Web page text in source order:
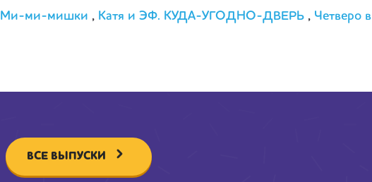
Ми-ми-мишки , Катя и ЭФ. КУДА-УГОДНО-ДВЕРЬ , Четверо в
ВСЕ ВЫПУСКИ